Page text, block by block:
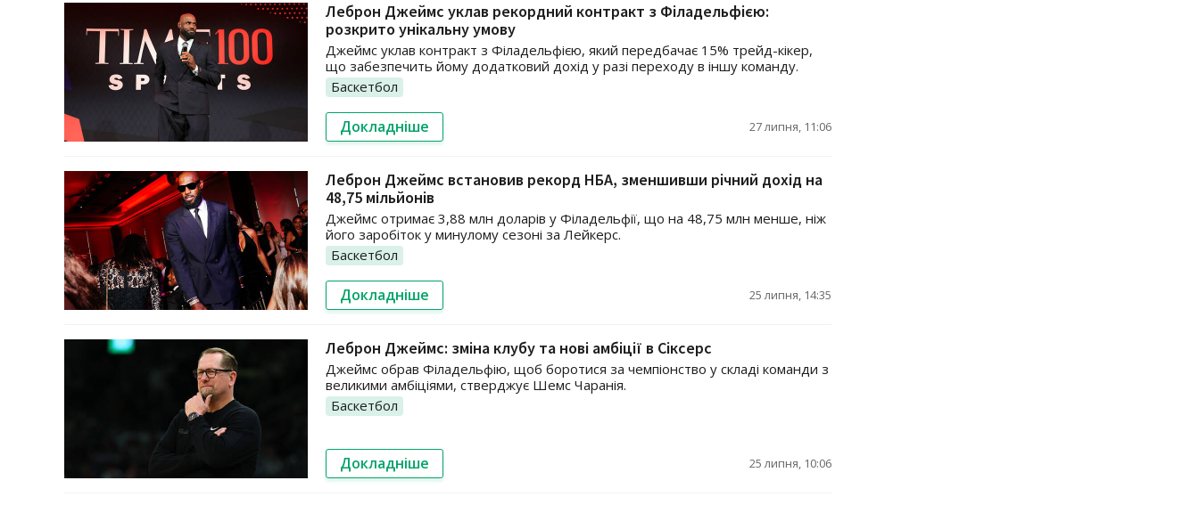
Леброн Джеймс уклав рекордний контракт з Філадельфією:
розкрито унікальну умову
Джеймс уклав контракт з Філадельфією, який передбачає 15% трейд-кікер,
що забезпечить йому додатковий дохід у разі переходу в іншу команду.
Баскетбол
Докладніше 27 липня, 11:06
Леброн Джеймс встановив рекорд НБА, зменшивши річний дохід на
48,75 мільйонів
Джеймс отримає 3,88 млн доларів у Філадельфії, що на 48,75 млн менше, ніж
його заробіток у минулому сезоні за Лейкерс.
Баскетбол
Докладніше 25 липня, 14:35
Леброн Джеймс: зміна клубу та нові амбіції в Сіксерс
Джеймс обрав Філадельфію, щоб боротися за чемпіонство у складі команди з
великими амбіціями, стверджує Шемс Чаранія.
Баскетбол
Докладніше 25 липня, 10:06